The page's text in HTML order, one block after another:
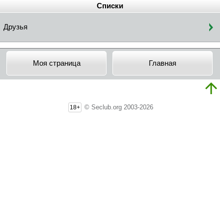
Списки
Друзья
Моя страница Главная
18+ © Seclub.org 2003-2026